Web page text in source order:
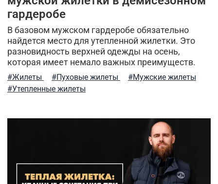
рубашки милитари
индивидуальный стиль мужчины
спортивные брюки камуфляж легкость ухода
куртка-бомбер мужские шорты
шапка-ушанка балаклава
гардеробе
В базовом мужском гардеробе обязательно
найдется место для утепленной жилетки. Это
разновидность верхней одежды на осень,
которая имеет немало важных преимуществ.
#Жилеты #Пуховые жилеты
#Мужские жилеты
#Утепленные жилеты